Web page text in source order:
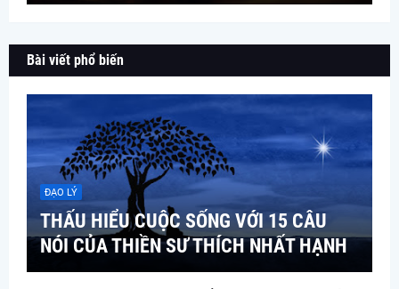
Bài viết phổ biến
ĐẠO LÝ
THẤU HIỂU CUỘC SỐNG VỚI 15 CÂU
NÓI CỦA THIỀN SƯ THÍCH NHẤT HẠNH